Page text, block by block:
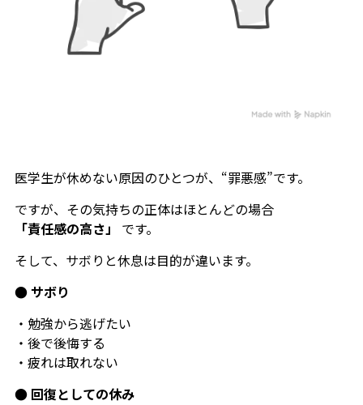
医学生が休めない原因のひとつが、“罪悪感”です。
ですが、その気持ちの正体はほとんどの場合
「責任感の高さ」
です。
そして、サボりと休息は目的が違います。
● サボり
・勉強から逃げたい
・後で後悔する
・疲れは取れない
● 回復としての休み